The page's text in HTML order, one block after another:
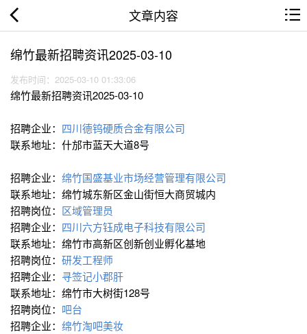
文章内容
绵竹最新招聘资讯2025-03-10
发布时间：2025-03-10 01:33:06
绵竹最新招聘资讯2025-03-10
招聘企业： 四川德钨硬质合金有限公司
联系地址：什邡市蓝天大道8号
招聘企业： 绵竹国盛基业市场经营管理有限公司
联系地址：绵竹城东新区金山街恒大商贸城内
招聘岗位： 区域管理员
招聘企业： 四川六方钰成电子科技有限公司
联系地址：绵竹市高新区创新创业孵化基地
招聘岗位： 研发工程师
招聘企业： 寻签记小郡肝
联系地址：绵竹市大树街128号
招聘岗位： 吧台
招聘企业： 绵竹淘吧美妆